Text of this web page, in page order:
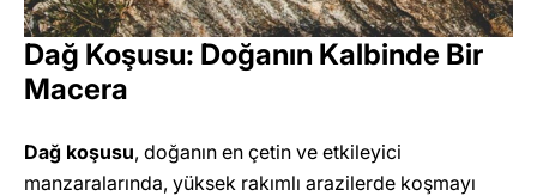
Dağ Koşusu: Doğanın Kalbinde Bir
Macera
Dağ koşusu, doğanın en çetin ve etkileyici
manzaralarında, yüksek rakımlı arazilerde koşmayı